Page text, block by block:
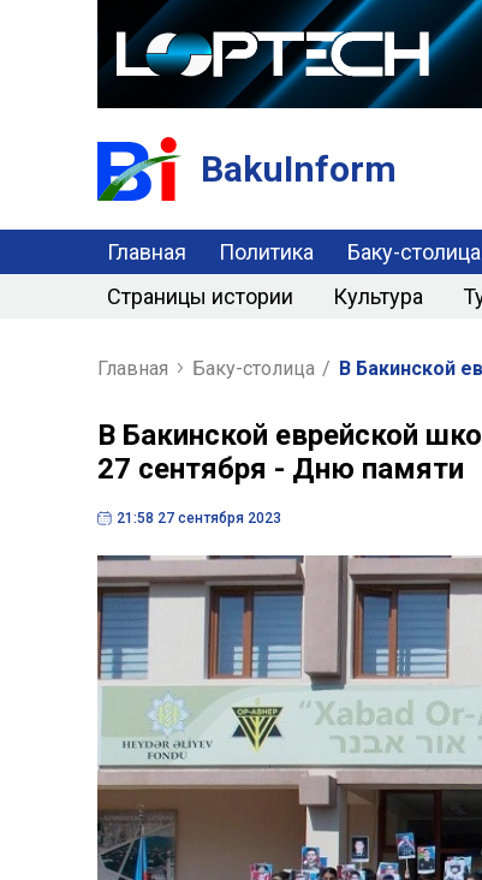
BakuInform
Главная Политика Баку-столица
Страницы истории
Культура
Главная Баку-столица / В Бакинской
В Бакинской еврейской
27 сентября - Дню памяти
21:58 27 сентября 2023